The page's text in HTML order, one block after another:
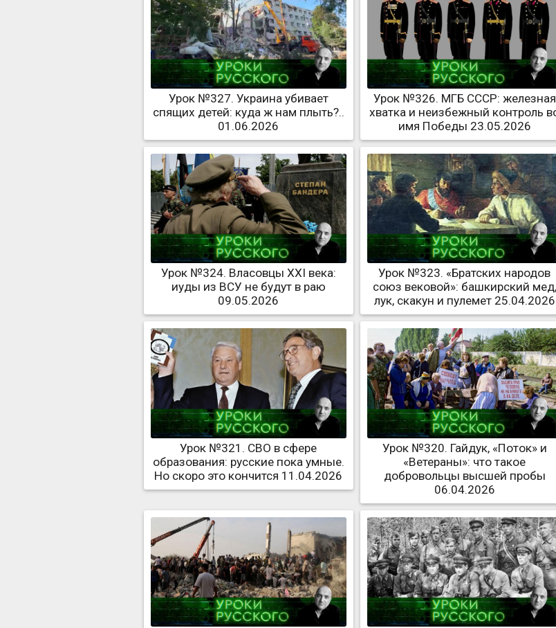
Урок №327. Украина убивает
спящих детей: куда ж нам плыть?..
01.06.2026
Урок №326. МГБ СССР: железная
хватка и неизбежный контроль
имя Победы 23.05.2026
Урок №324. Власовцы XXI века:
иуды из ВСУ не будут в раю
09.05.2026
Урок №323. «Братских народов
союз вековой»: башкирский мед,
лук, скакун и пулемет 25.04.2026
Урок №321. СВО в сфере
образования: русские пока умные.
Но скоро это кончится 11.04.2026
Урок №320. Гайдук, «Поток» и
«Ветераны»: что такое
добровольцы высшей пробы
06.04.2026